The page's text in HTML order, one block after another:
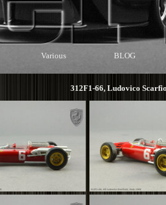
Various BLOG
312F1-66, Ludovico